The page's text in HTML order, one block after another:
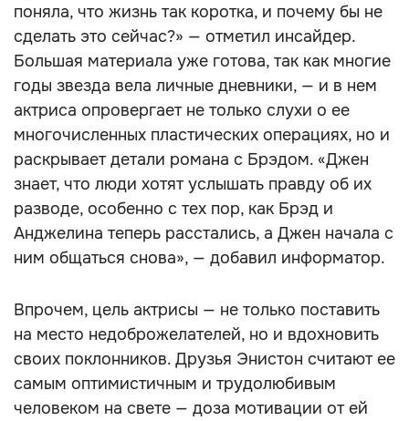
поняла, что жизнь так коротка, и почему бы не
сделать это сейчас?» — отметил инсайдер.
Большая материала уже готова, так как многие
годы звезда вела личные дневники, — и в нем
актриса опровергает не только слухи о ее
многочисленных пластических операциях, но и
раскрывает детали романа с Брэдом. «Джен
знает, что люди хотят услышать правду об их
разводе, особенно с тех пор, как Брэд и
Анджелина теперь расстались, а Джен начала с
ним общаться снова», — добавил информатор.
Впрочем, цель актрисы — не только поставить
на место недоброжелателей, но и вдохновить
своих поклонников. Друзья Энистон считают ее
самым оптимистичным и трудолюбивым
человеком на свете — доза мотивации от ей